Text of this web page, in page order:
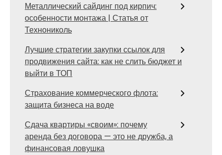
Металлический сайдинг под кирпич:
особенности монтажа | Статья от
Технониколь
Лучшие стратегии закупки ссылок для
продвижения сайта: как не слить бюджет и
выйти в ТОП
Страхование коммерческого флота:
защита бизнеса на воде
Сдача квартиры «своим»: почему
аренда без договора — это не дружба, а
финансовая ловушка